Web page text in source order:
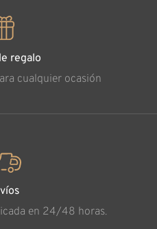
regalo
cualquier ocasión
en 24/48 horas.